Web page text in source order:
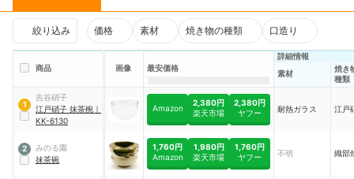
絞り込み 価格 素材 焼き物の種類 口造り
商品 画像 最安価格
詳細情報
素材
焼き
種類
1
吉谷硝子
江戸硝子 抹茶椀 ｜
KK-6130
Amazon
2,380円
楽天市場
2,380円
ヤフー
耐熱ガラス 江戸
2
みのる園
抹茶碗
1,760円
Amazon
1,980円
楽天市場
1,760円
ヤフー
不明 織部